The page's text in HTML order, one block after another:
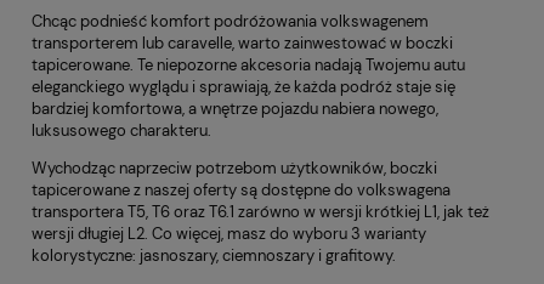
Chcąc podnieść komfort podróżowania volkswagenem
transporterem lub caravelle, warto zainwestować w boczki
tapicerowane. Te niepozorne akcesoria nadają Twojemu autu
eleganckiego wyglądu i sprawiają, że każda podróż staje się
bardziej komfortowa, a wnętrze pojazdu nabiera nowego,
luksusowego charakteru.
Wychodząc naprzeciw potrzebom użytkowników, boczki
tapicerowane z naszej oferty są dostępne do volkswagena
transportera T5, T6 oraz T6.1 zarówno w wersji krótkiej L1, jak też
wersji długiej L2. Co więcej, masz do wyboru 3 warianty
kolorystyczne: jasnoszary, ciemnoszary i grafitowy.